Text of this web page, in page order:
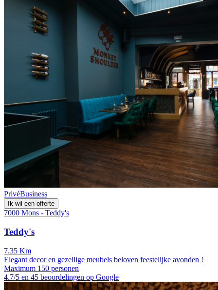
PrivéBusiness
Ik wil een offerte
7000 Mons - Teddy's
Teddy's
7.35 Km
Elegant decor en gezellige meubels beloven feestelijke avonden !
Maximum 150 personen
4.7/5 en 45 beoordelingen op Google